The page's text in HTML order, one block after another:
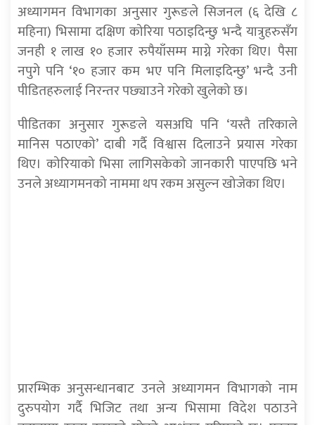
अध्यागमन विभागका अनुसार गुरूङले सिजनल (६ देखि ८
महिना) भिसामा दक्षिण कोरिया पठाइदिन्छु भन्दै यात्रुहरुसँग
जनही १ लाख १० हजार रुपैयाँसम्म माग्ने गरेका थिए। पैसा
नपुगे पनि ‘१० हजार कम भए पनि मिलाइदिन्छु’ भन्दै उनी
पीडितहरुलाई निरन्तर पछ्याउने गरेको खुलेको छ।
पीडितका अनुसार गुरूङले यसअघि पनि ‘यस्तै तरिकाले
मानिस पठाएको’ दाबी गर्दै विश्वास दिलाउने प्रयास गरेका
थिए। कोरियाको भिसा लागिसकेको जानकारी पाएपछि भने
उनले अध्यागमनको नाममा थप रकम असुल्न खोजेका थिए।
प्रारम्भिक अनुसन्धानबाट उनले अध्यागमन विभागको नाम
दुरुपयोग गर्दै भिजिट तथा अन्य भिसामा विदेश पठाउने